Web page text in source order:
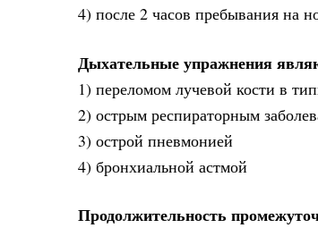
4) после 2 часов пребывания на
Дыхательные упражнения
1) переломом лучевой кости в
2) острым респираторным
3) острой пневмонией
4) бронхиальной астмой
Продолжительность